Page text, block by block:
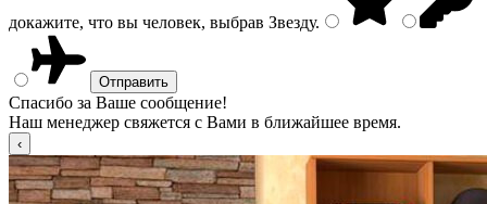
докажите, что вы человек, выбрав Звезду.
Спасибо за Ваше сообщение!
Наш менеджер свяжется с Вами в ближайшее время.